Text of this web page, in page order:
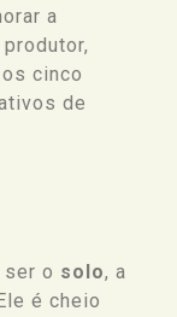
a
cinco
de
o solo, a
é cheio